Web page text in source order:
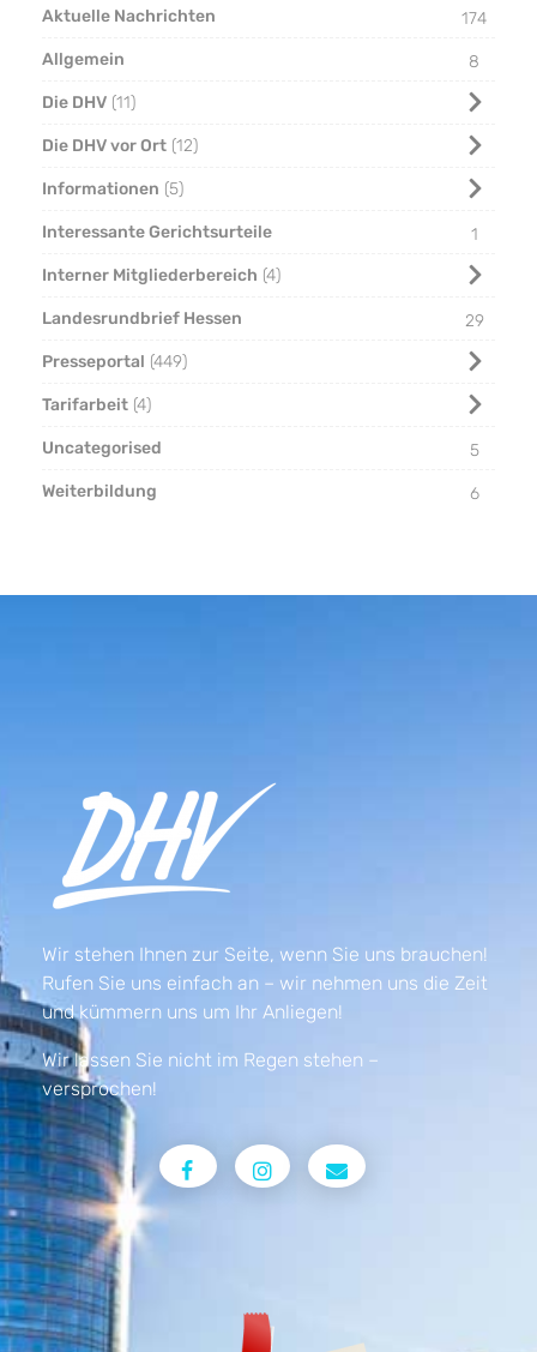
Aktuelle Nachrichten
174
Allgemein
8
Die DHV 11
Die DHV vor Ort 12
Informationen 5
Interessante Gerichtsurteile
1
Interner Mitgliederbereich 4
Landesrundbrief Hessen
29
Presseportal 449
Tarifarbeit 4
Uncategorised
5
Weiterbildung
6
Wir stehen Ihnen zur Seite, wenn Sie uns brauchen!
Rufen Sie uns einfach an – wir nehmen uns die Zeit
und kümmern uns um Ihr Anliegen!
Wir lassen Sie nicht im Regen stehen –
versprochen!